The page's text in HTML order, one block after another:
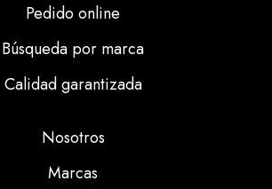
Pedido online
Búsqueda por marca
Calidad garantizada
Nosotros
Marcas